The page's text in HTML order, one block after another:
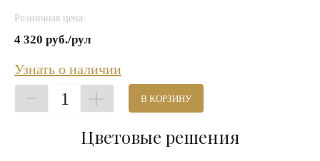
Розничная цена:
4 320 руб./рул
Узнать о наличии
1 В КОРЗИНУ
Цветовые решения